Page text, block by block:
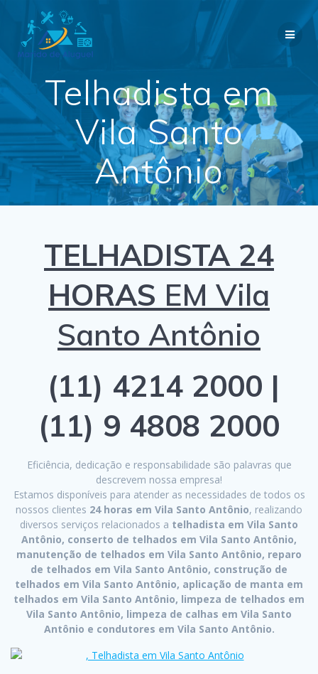
Telhadista em
Vila Santo
Antônio
TELHADISTA 24
HORAS EM Vila
Santo Antônio
(11) 4214 2000 |
(11) 9 4808 2000
Eficiência, dedicação e responsabilidade são palavras que
descrevem nossa empresa!
Estamos disponíveis para atender as necessidades de todos os
nossos clientes 24 horas em Vila Santo Antônio, realizando
diversos serviços relacionados a telhadista em Vila Santo
Antônio, conserto de telhados em Vila Santo Antônio,
manutenção de telhados em Vila Santo Antônio, reparo
de telhados em Vila Santo Antônio, construção de
telhados em Vila Santo Antônio, aplicação de manta em
telhados em Vila Santo Antônio, limpeza de telhados em
Vila Santo Antônio, limpeza de calhas em Vila Santo
Antônio e condutores em Vila Santo Antônio.